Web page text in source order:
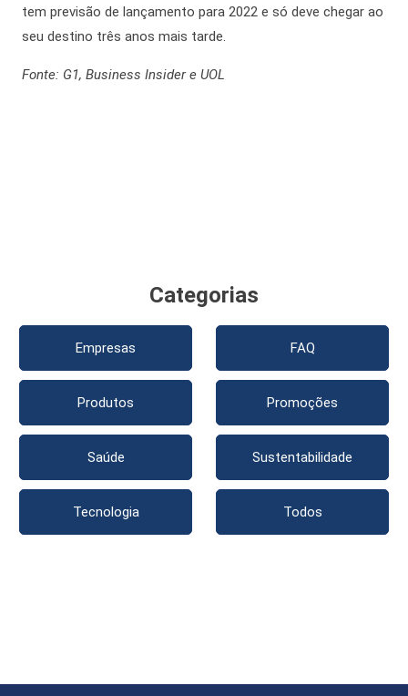
tem previsão de lançamento para 2022 e só deve chegar ao
seu destino três anos mais tarde.
Fonte: G1, Business Insider e UOL
Categorias
Empresas FAQ
Produtos Promoções
Saúde Sustentabilidade
Tecnologia Todos